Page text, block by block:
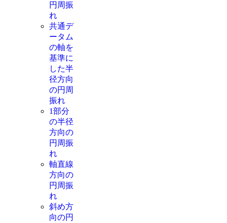
円周振
れ
共通デ
ータム
の軸を
基準に
した半
径方向
の円周
振れ
1部分
の半径
方向の
円周振
れ
軸直線
方向の
円周振
れ
斜め方
向の円